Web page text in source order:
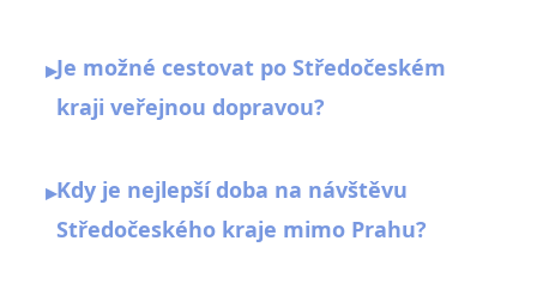
▸Je možné cestovat po Středočeském
kraji veřejnou dopravou?
▸Kdy je nejlepší doba na návštěvu
Středočeského kraje mimo Prahu?